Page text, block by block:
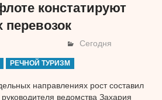
констатируют
Сегодня
РЕЧНОЙ ТУРИЗМ
направлениях рост составил
ведомства Захария